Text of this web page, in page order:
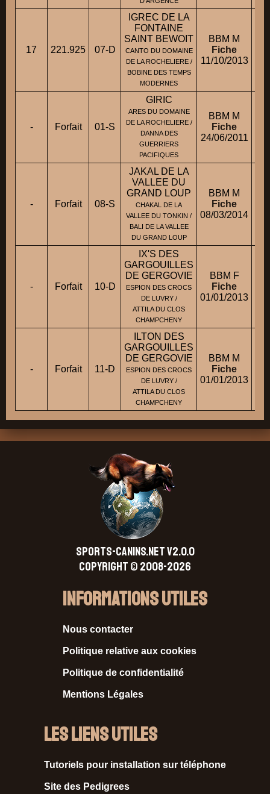
17 221.925 07-D
IGREC DE LA
FONTAINE
SAINT BEWOIT
CANTO DU DOMAINE
DE LA ROCHELIERE /
BOBINE DES TEMPS
MODERNES
BBM M
Fiche
11/10/2013
- Forfait 01-S
GIRIC
ARES DU DOMAINE
DE LA ROCHELIERE /
DANNA DES
GUERRIERS
PACIFIQUES
BBM M
Fiche
24/06/2011
- Forfait 08-S
JAKAL DE LA
VALLEE DU
GRAND LOUP
CHAKAL DE LA
VALLEE DU TONKIN /
BALI DE LA VALLEE
DU GRAND LOUP
BBM M
Fiche
08/03/2014
- Forfait 10-D
IX'S DES
GARGOUILLES
DE GERGOVIE
ESPION DES CROCS
DE LUVRY /
ATTILA DU CLOS
CHAMPCHENY
BBM F
Fiche
01/01/2013
- Forfait 11-D
ILTON DES
GARGOUILLES
DE GERGOVIE
ESPION DES CROCS
DE LUVRY /
ATTILA DU CLOS
CHAMPCHENY
BBM M
Fiche
01/01/2013
SPORTS-CANINS.NET V2.0.0
Copyright © 2008-2026
Informations Utiles
Nous contacter
Politique relative aux cookies
Politique de confidentialité
Mentions Légales
Les liens utiles
Tutoriels pour installation sur téléphone
Site des Pedigrees